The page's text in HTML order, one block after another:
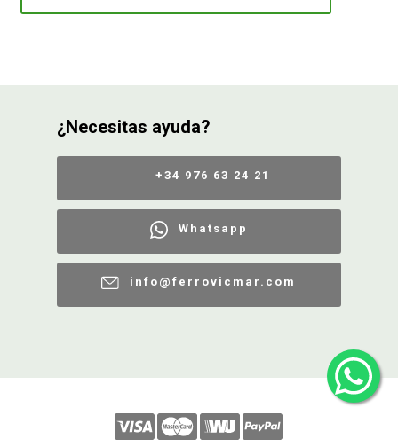
¿Necesitas ayuda?
+34 976 63 24 21
Whatsapp
info@ferrovicmar.com